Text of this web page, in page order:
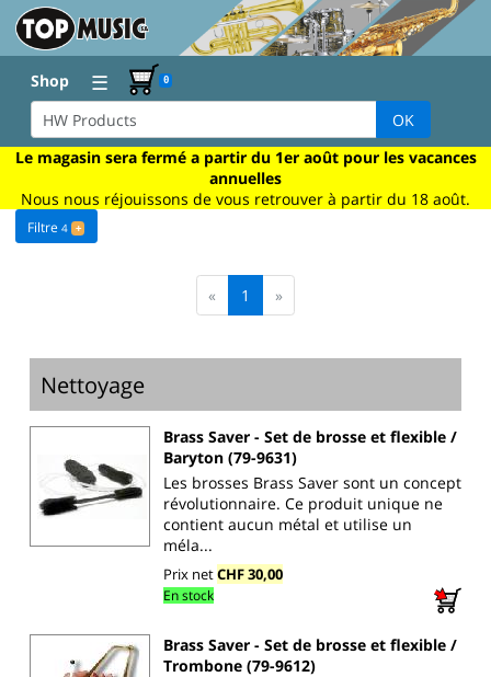
Shop ☰ 0
OK
Le magasin sera fermé a partir du 1er août pour les vacances
annuelles
Nous nous réjouissons de vous retrouver à partir du 18 août.
Filtre4 +
« 1 »
Nettoyage
Brass Saver - Set de brosse et flexible /
Baryton (79-9631)
Les brosses Brass Saver sont un concept
révolutionnaire. Ce produit unique ne
contient aucun métal et utilise un
méla...
Prix netCHF 30,00
En stock
Brass Saver - Set de brosse et flexible /
Trombone (79-9612)